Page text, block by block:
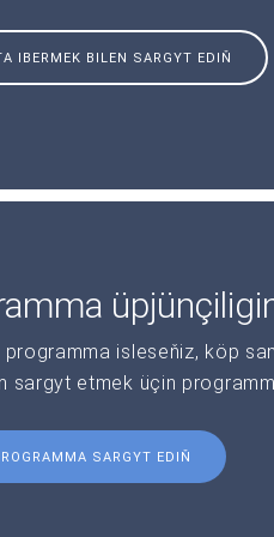
IBERMEK BILEN SARGYT EDIŇ
programma isleseňiz, köp
sargyt etmek üçin
SARGYT EDIŇ